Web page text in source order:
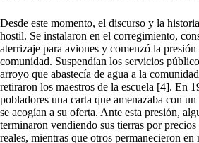
Desde este momento, el discurso y la
hostil. Se instalaron en el corregimiento,
aterrizaje para aviones y comenzó la presión
comunidad. Suspendían los servicios
arroyo que abastecía de agua a la
retiraron los maestros de la escuela [4]. En
pobladores una carta que amenazaba con
se acogían a su oferta. Ante esta presión,
terminaron vendiendo sus tierras por
reales, mientras que otros permanecieron en